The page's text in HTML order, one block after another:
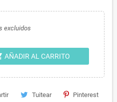
excluidos
AÑADIR AL CARRITO
Tuitear Pinterest